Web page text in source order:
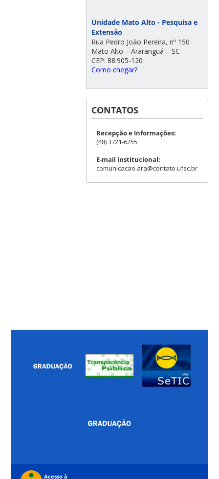
Unidade Mato Alto - Pesquisa e
Extensão
Rua Pedro João Pereira, nº 150
Mato Alto – Araranguá – SC
CEP: 88.905-120
Como chegar?
CONTATOS
Recepção e Informações:
(48) 3721-6255
E-mail institucional:
comunicacao.ara@contato.ufsc.br